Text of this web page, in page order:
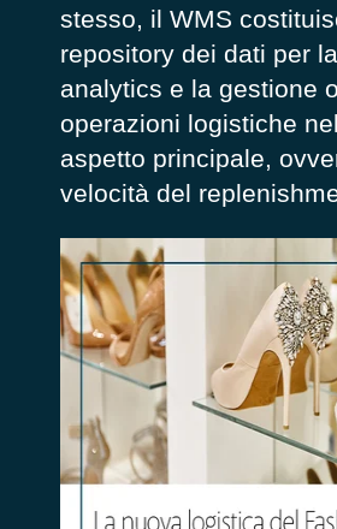
stesso, il WMS
repository dei dati per
analytics e la gestione
operazioni logistiche
aspetto principale,
velocità del